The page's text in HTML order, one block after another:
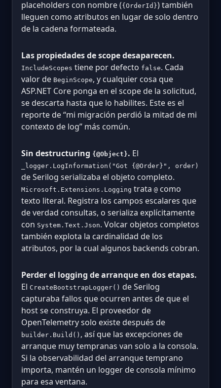
placeholders con nombre ({OrderId}) también
lleguen como atributos en lugar de solo dentro
de la cadena formateada.
Las propiedades de scope desaparecen.
IncludeScopes tiene por defecto false. Cada
valor de BeginScope, y cualquier cosa que
ASP.NET Core ponga en el scope de la solicitud,
se descarta hasta que lo habilites. Este es el
reporte de “mi migración perdió la mitad de mi
contexto de log” más común.
Sin destructuring {@Object}. El
_logger.LogInformation("Got {@Order}", order)
de Serilog serializaba el objeto completo.
Microsoft.Extensions.Logging trata @ como
texto literal. Registra los campos escalares que
de verdad consultas, o serializa explícitamente
con System.Text.Json. Volcar objetos completos
también explota la cardinalidad de los
atributos, por la cual algunos backends cobran.
Perder el logging de arranque en dos etapas.
El CreateBootstrapLogger() de Serilog
capturaba fallos que ocurren antes de que el
host se construya. El proveedor de
OpenTelemetry solo existe después de
builder.Build() , así que las excepciones de
arranque muy tempranas van solo a la consola.
Si la observabilidad del arranque temprano
importa, mantén un logger de consola mínimo
para esa ventana.